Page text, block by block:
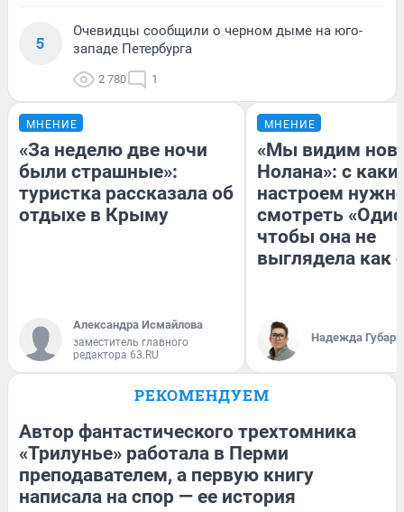
5
Очевидцы сообщили о черном дыме на юго-
западе Петербурга
2 780 1
МНЕНИЕ
«За неделю две ночи
были страшные»:
туристка рассказала об
отдыхе в Крыму
Александра Исмайлова
заместитель главного
редактора 63.RU
МНЕНИЕ
«Мы видим
Нолана»: с
настроем
смотреть
чтобы она не
выглядела как
Надежда Губарь
РЕКОМЕНДУЕМ
Автор фантастического трехтомника
«Трилунье» работала в Перми
преподавателем, а первую книгу
написала на спор — ее история